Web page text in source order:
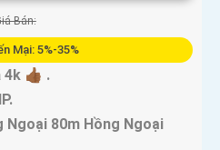
Bán:
Mại: 5%-35%
👍🏾 .
IP.
Ngoại 80m Hồng Ngoại